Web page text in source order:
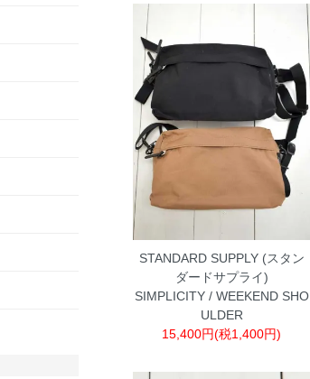
STANDARD SUPPLY (スタン
ダードサプライ)
SIMPLICITY / WEEKEND SHO
ULDER
15,400円(税1,400円)